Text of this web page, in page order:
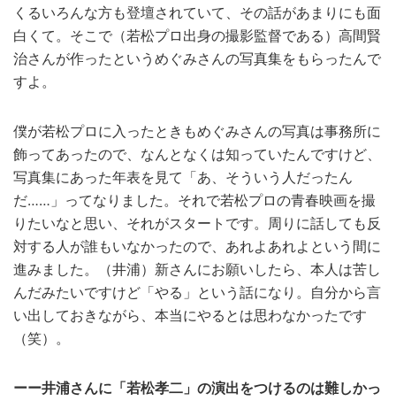
くるいろんな方も登壇されていて、その話があまりにも面
白くて。そこで（若松プロ出身の撮影監督である）高間賢
治さんが作ったというめぐみさんの写真集をもらったんで
すよ。
僕が若松プロに入ったときもめぐみさんの写真は事務所に
飾ってあったので、なんとなくは知っていたんですけど、
写真集にあった年表を見て「あ、そういう人だったん
だ……」ってなりました。それで若松プロの青春映画を撮
りたいなと思い、それがスタートです。周りに話しても反
対する人が誰もいなかったので、あれよあれよという間に
進みました。（井浦）新さんにお願いしたら、本人は苦し
んだみたいですけど「やる」という話になり。自分から言
い出しておきながら、本当にやるとは思わなかったです
（笑）。
ーー井浦さんに「若松孝二」の演出をつけるのは難しかっ